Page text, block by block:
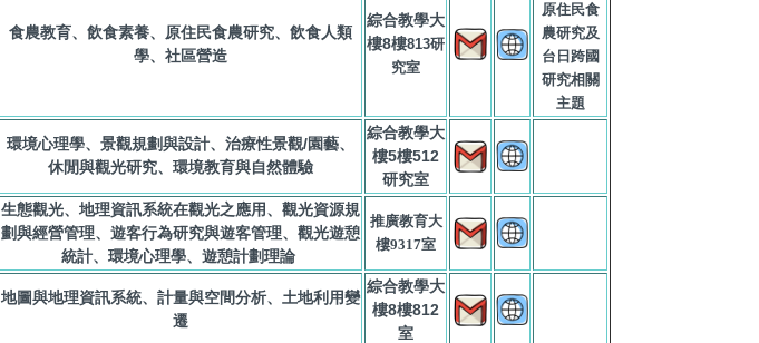
食農教育、飲食素養、原住民食農研究、飲食人類
學、社區營造
綜合教學大
樓8樓813研
究室
原住民食
農研究及
台日跨國
研究相關
主題
環境心理學、景觀規劃與設計、治療性景觀/園藝、
休閒與觀光研究、環境教育與自然體驗
綜合教學大
樓5樓512
研究室
生態觀光、地理資訊系統在觀光之應用、觀光資源規
劃與經營管理、遊客行為研究與遊客管理、觀光遊憩
統計、環境心理學、遊憩計劃理論
推廣教育大
樓9317室
地圖與地理資訊系統、計量與空間分析、土地利用變
遷
綜合教學大
樓8樓812
室